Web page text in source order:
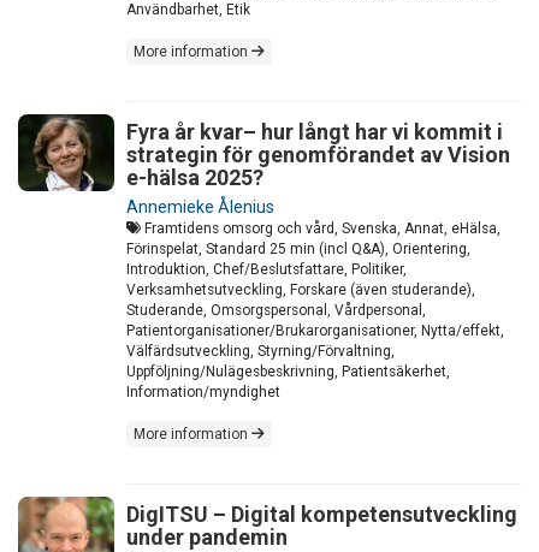
Användbarhet, Etik
More information
Fyra år kvar– hur långt har vi kommit i
strategin för genomförandet av Vision
e-hälsa 2025?
Annemieke Ålenius
Framtidens omsorg och vård, Svenska, Annat, eHälsa,
Förinspelat, Standard 25 min (incl Q&A), Orientering,
Introduktion, Chef/Beslutsfattare, Politiker,
Verksamhetsutveckling, Forskare (även studerande),
Studerande, Omsorgspersonal, Vårdpersonal,
Patientorganisationer/Brukarorganisationer, Nytta/effekt,
Välfärdsutveckling, Styrning/Förvaltning,
Uppföljning/Nulägesbeskrivning, Patientsäkerhet,
Information/myndighet
More information
DigITSU – Digital kompetensutveckling
under pandemin